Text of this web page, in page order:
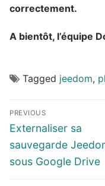
correctement.
A bientôt, l’équipe
Tagged jeedom,
Navigation
de
l’article
PREVIOUS
Previous
post:
Externaliser sa
sauvegarde
sous Google Drive